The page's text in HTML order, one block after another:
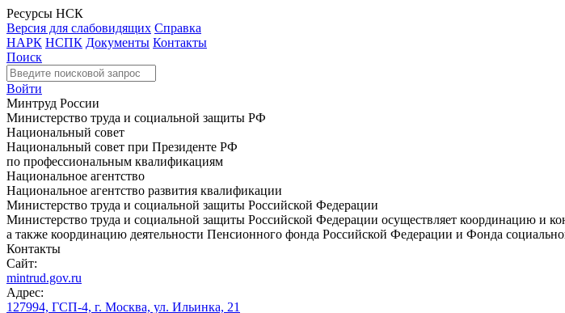
Ресурсы НСК
Версия для слабовидящих Справка
НАРК НСПК Документы Контакты
Поиск
Войти
Минтруд России
Министерство труда и социальной защиты РФ
Национальный совет
Национальный совет при Президенте РФ
по профессиональным квалификациям
Национальное агентство
Национальное агентство развития квалификации
Министерство труда и социальной защиты Российской Федерации
Министерство труда и социальной защиты Российской Федерации осуществляет координацию и
а также координацию деятельности Пенсионного фонда Российской Федерации и Фонда
Контакты
Сайт:
mintrud.gov.ru
Адрес:
127994, ГСП-4, г. Москва, ул. Ильинка, 21